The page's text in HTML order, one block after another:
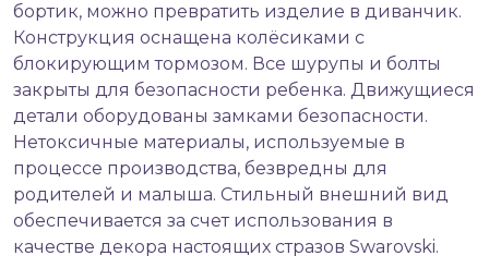
бортик, можно превратить изделие в диванчик.
Конструкция оснащена колёсиками с
блокирующим тормозом. Все шурупы и болты
закрыты для безопасности ребенка. Движущиеся
детали оборудованы замками безопасности.
Нетоксичные материалы, используемые в
процессе производства, безвредны для
родителей и малыша. Стильный внешний вид
обеспечивается за счет использования в
качестве декора настоящих стразов Swarovski.